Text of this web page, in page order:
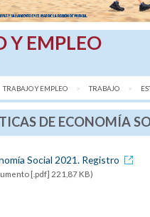
Y EMPLEO
TRABAJO Y EMPLEO TRABAJO
DE ECONOMÍA
Social 2021. Registro
[.pdf] 221,87 KB)